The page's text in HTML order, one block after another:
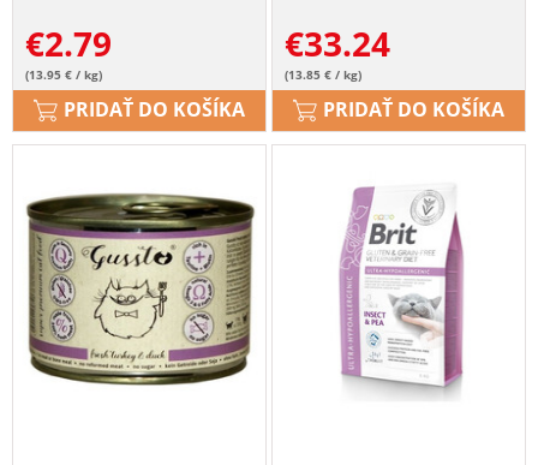
€2.79
(13.95 € / kg)
PRIDAŤ DO KOŠÍKA
€33.24
(13.85 € / kg)
PRIDAŤ DO KOŠÍKA